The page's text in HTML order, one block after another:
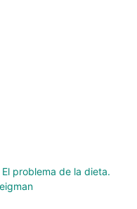
problema de la dieta.